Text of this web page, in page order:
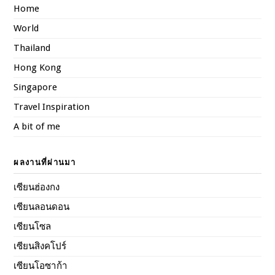
Home
World
Thailand
Hong Kong
Singapore
Travel Inspiration
A bit of me
ผลงานที่ผ่านมา
เซียนฮ่องกง
เซียนลอนดอน
เซียนโซล
เซียนสิงคโปร์
เซียนโอซาก้า